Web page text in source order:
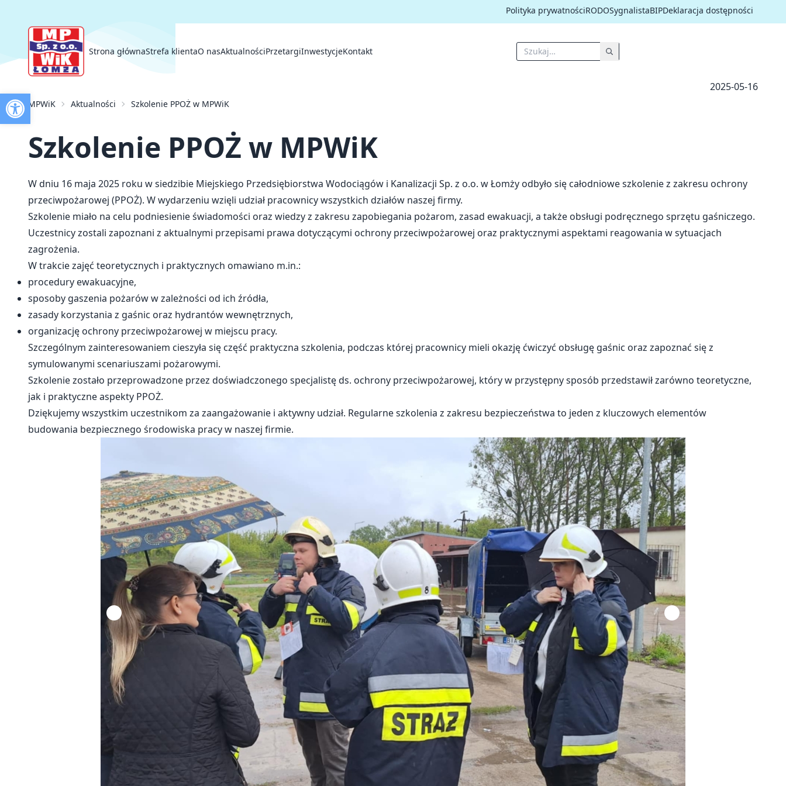
Otwórz pasek narzędzi
Polityka prywatnościRODOSygnalistaBIPDeklaracja dostępności
Strona głównaStrefa klientaO nasAktualnościPrzetargiInwestycjeKontakt
Strefa klienta
Przetargi
Inwestycje
Kontakt
MPWiK Aktualności Szkolenie PPOŻ w MPWiK
2025-05-16
Szkolenie PPOŻ w MPWiK
W dniu 16 maja 2025 roku w siedzibie Miejskiego Przedsiębiorstwa Wodociągów i Kanalizacji Sp. z o.o. w Łomży odbyło się całodniowe szkolenie z zakresu ochrony
przeciwpożarowej (PPOŻ). W wydarzeniu wzięli udział pracownicy wszystkich działów naszej firmy.
Szkolenie miało na celu podniesienie świadomości oraz wiedzy z zakresu zapobiegania pożarom, zasad ewakuacji, a także obsługi podręcznego sprzętu gaśniczego.
Uczestnicy zostali zapoznani z aktualnymi przepisami prawa dotyczącymi ochrony przeciwpożarowej oraz praktycznymi aspektami reagowania w sytuacjach
zagrożenia.
W trakcie zajęć teoretycznych i praktycznych omawiano m.in.:
procedury ewakuacyjne,
sposoby gaszenia pożarów w zależności od ich źródła,
zasady korzystania z gaśnic oraz hydrantów wewnętrznych,
organizację ochrony przeciwpożarowej w miejscu pracy.
Szczególnym zainteresowaniem cieszyła się część praktyczna szkolenia, podczas której pracownicy mieli okazję ćwiczyć obsługę gaśnic oraz zapoznać się z
symulowanymi scenariuszami pożarowymi.
Szkolenie zostało przeprowadzone przez doświadczonego specjalistę ds. ochrony przeciwpożarowej, który w przystępny sposób przedstawił zarówno teoretyczne,
jak i praktyczne aspekty PPOŻ.
Dziękujemy wszystkim uczestnikom za zaangażowanie i aktywny udział. Regularne szkolenia z zakresu bezpieczeństwa to jeden z kluczowych elementów
budowania bezpiecznego środowiska pracy w naszej firmie.